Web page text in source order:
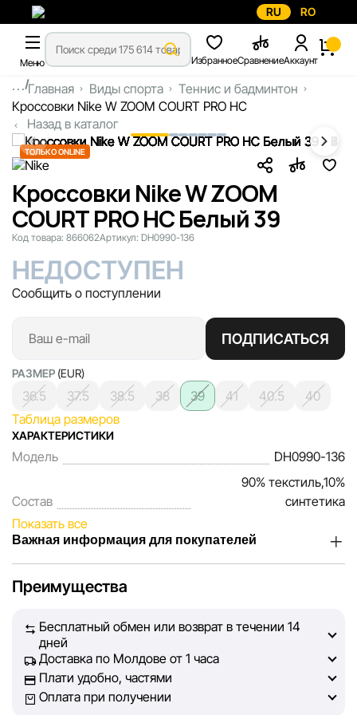
RU RO
Меню ИзбранноеСравнениеАккаунт
...Главная Виды спорта
Теннис и бадминтон
Кроссовки Nike W ZOOM COURT PRO HC
Назад в каталог
ТОЛЬКО ONLINE
Кроссовки Nike W ZOOM
COURT PRO HC Белый 39
Код товара: 866062Артикул: DH0990-136
НЕДОСТУПЕН
Сообщить о поступлении
ПОДПИСАТЬСЯ
РАЗМЕР (EUR)
36.5 37.5 38.5 38 39 41 40.5
40
Таблица размеров
ХАРАКТЕРИСТИКИ
Модель DH0990-136
Состав
90% текстиль,10%
синтетика
Показать все
Важная информация для покупателей
наших покупателей. Каждый день мы работаем над тем,
на сайте, была максимально полной, объективной и
актуальной. Наша цель — обеспечить вас достоверной
информацией, чтобы вы смогли принять лучшее
решение о покупке.
Преимущества
Бесплатный обмен или возврат в течении 14
дней
Доставка по Молдове от 1 часа
Плати удобно, частями
Оплата при получении